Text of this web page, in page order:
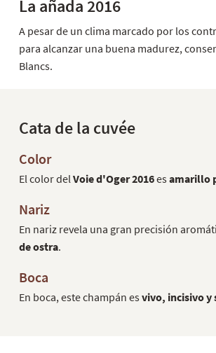
La añada 2016
A pesar de un clima marcado por los
para alcanzar una buena madurez,
Blancs.
Cata de la cuvée
Color
El color del Voie d'Oger 2016esamarillo
Nariz
En nariz revela una gran precisión
de ostra.
Boca
En boca, este champán esvivo, incisivo y